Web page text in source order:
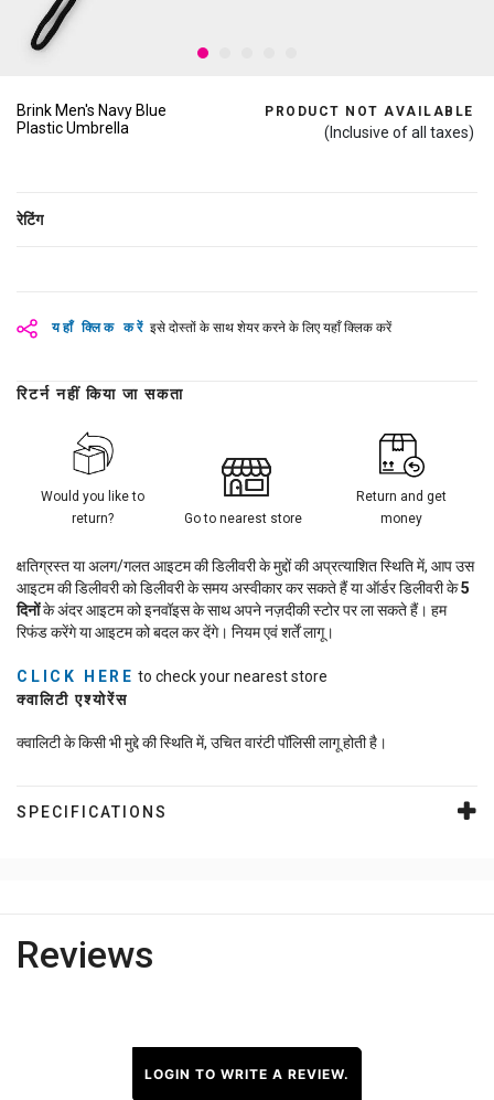
Brink Men's Navy Blue
Plastic Umbrella
PRODUCT NOT AVAILABLE
(Inclusive of all taxes)
रेटिंग
यहाँ क्लिक करें इसे दोस्तों के साथ शेयर करने के लिए यहाँ क्लिक करें
रिटर्न नहीं किया जा सकता
Would you like to
return?
Go to nearest store
Return and get
money
क्षतिग्रस्त या अलग/गलत आइटम की डिलीवरी के मुद्दों की अप्रत्याशित स्थिति में, आप उस
आइटम की डिलीवरी को डिलीवरी के समय अस्वीकार कर सकते हैं या ऑर्डर डिलीवरी के5
दिनोंके अंदर आइटम को इनवॉइस के साथ अपने नज़दीकी स्टोर पर ला सकते हैं। हम
रिफंड करेंगे या आइटम को बदल कर देंगे। नियम एवं शर्तें लागू।
CLICK HERE to check your nearest store
क्वालिटी एश्योरेंस
क्वालिटी के किसी भी मुद्दे की स्थिति में, उचित वारंटी पॉलिसी लागू होती है।
SPECIFICATIONS
Reviews
LOGIN TO WRITE A REVIEW.